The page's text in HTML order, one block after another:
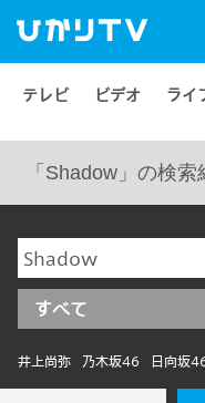
テレビ ビデオ ライ
「Shadow」の検索
すべて
井上尚弥 乃木坂46 日向坂